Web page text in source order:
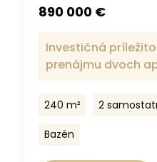
890 000 €
Investičná
prenájmu dvoch
240 m² 2
Bazén